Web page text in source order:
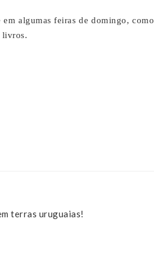
algumas feiras de domingo, como
livros.
terras uruguaias!